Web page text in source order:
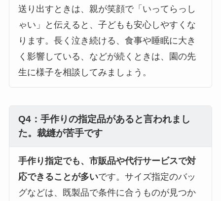
送り出すときは、親が笑顔で「いってらっし
ゃい」と伝えると、子どもも安心しやすくな
ります。長く泣き続ける、食事や睡眠に大き
く影響している、などが続くときは、園の先
生に様子を相談してみましょう。
Q4：手作りの指定品があると言われまし
た。裁縫が苦手です
手作り指定でも、市販品や代行サービスで対
応できることが多いです。サイズ指定のバッ
グなどは、既製品で条件に合うものが見つか